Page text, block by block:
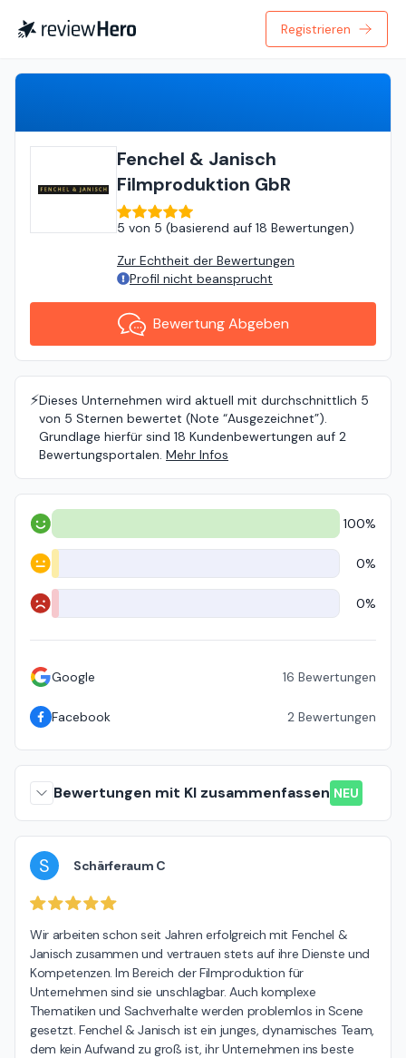
Registrieren
Fenchel & Janisch
Filmproduktion GbR
5 von 5 (basierend auf 18 Bewertungen)
Zur Echtheit der Bewertungen
Profil nicht beansprucht
Bewertung Abgeben
⚡️Dieses Unternehmen wird aktuell mit durchschnittlich 5
von 5 Sternen bewertet (Note “Ausgezeichnet”).
Grundlage hierfür sind 18 Kundenbewertungen auf 2
Bewertungsportalen. Mehr Infos
Positiv 100%
Neutral 0%
Negativ 0%
Google 16 Bewertungen
Facebook 2 Bewertungen
Bewertungen mit KI zusammenfassen NEU
S Schärferaum C
Wir arbeiten schon seit Jahren erfolgreich mit Fenchel &
Janisch zusammen und vertrauen stets auf ihre Dienste und
Kompetenzen. Im Bereich der Filmproduktion für
Unternehmen sind sie unschlagbar. Auch komplexe
Thematiken und Sachverhalte werden problemlos in Scene
gesetzt. Fenchel & Janisch ist ein junges, dynamisches Team,
dem kein Aufwand zu groß ist, ihr Unternehmen ins beste